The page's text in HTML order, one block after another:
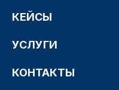
КЕЙСЫ
УСЛУГИ
КОНТАКТЫ